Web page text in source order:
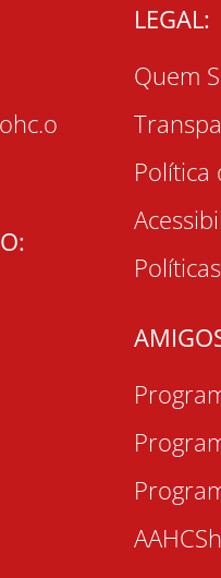
LEGAL:
Quem
Política